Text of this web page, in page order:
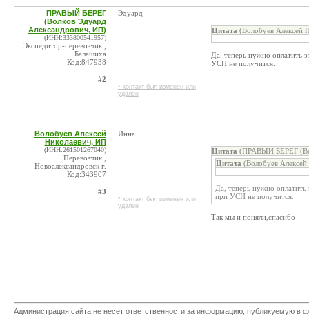
ПРАВЫЙ БЕРЕГ
(Волков Эдуард
Александрович, ИП)
(ИНН:333800541957)
Экспедитор-перевозчик ,
Балашиха
Код:847938
#2
Эдуард
* контакт был изменен или
удален
Цитата (Волобуев Алексей
Да, теперь нужно
УСН не получится.
Волобуев Алексей
Николаевич, ИП
(ИНН:261501267040)
Перевозчик ,
Новоалександровск г.
Код:343907
#3
Инна
* контакт был изменен или
удален
Цитата (ПРАВЫЙ БЕРЕГ
Цитата (Волобуев
Да, теперь нужно
при УСН не получится.
Так мы и поняли,спасибо
Администрация сайта не несет ответственности за информацию, публикуемую